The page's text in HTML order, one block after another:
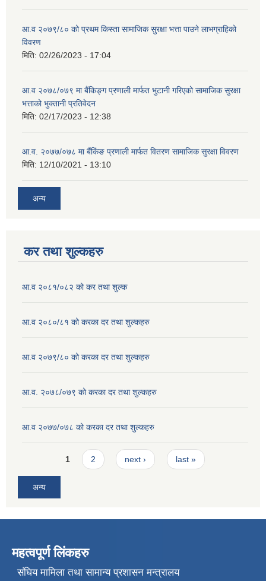
आ.व २०७९/८० को प्रथम किस्ता सामाजिक सुरक्षा भत्ता पाउने लाभग्राहिको
विवरण
मिति: 02/26/2023 - 17:04
आ.व २०७८/०७९ मा बैंकिङ्ग प्रणाली मार्फत भुटानी गरिएको सामाजिक सुरक्षा
भत्ताको भुक्तानी प्रतिवेदन
मिति: 02/17/2023 - 12:38
आ.व. २०७७/०७८ मा बैंकिंङ प्रणाली मार्फत वितरण सामाजिक सुरक्षा विवरण
मिति: 12/10/2021 - 13:10
अन्य
कर तथा शुल्कहरु
आ.व २०८१/०८२ को कर तथा शुल्क
आ.व २०८०/८१ को करका दर तथा शुल्कहरु
आ.व २०७९/८० को करका दर तथा शुल्कहरु
आ.व. २०७८/०७९ को करका दर तथा शुल्कहरु
आ.व २०७७/०७८ को करका दर तथा शुल्कहरु
Pages1 2 next › last »
अन्य
महत्वपूर्ण लिंकहरु
संघिय मामिला तथा सामान्य प्रशासन मन्त्रालय